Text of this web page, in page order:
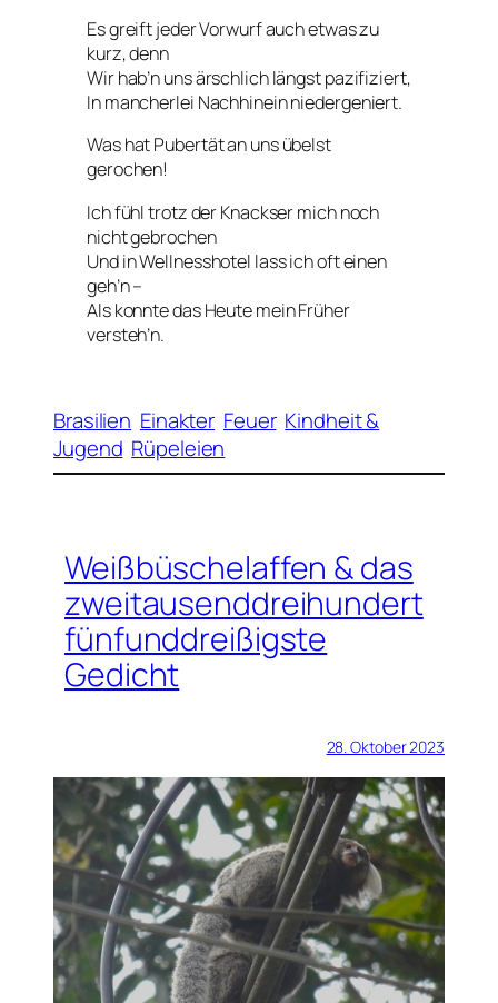
Es greift jeder Vorwurf auch etwas zu
kurz, denn
Wir hab’n uns ärschlich längst pazifiziert,
In mancherlei Nachhinein niedergeniert.
Was hat Pubertät an uns übelst
gerochen!
Ich fühl trotz der Knackser mich noch
nicht gebrochen
Und in Wellnesshotel lass ich oft einen
geh’n –
Als konnte das Heute mein Früher
versteh’n.
Brasilien Einakter Feuer Kindheit &
Jugend Rüpeleien
Weißbüschelaffen & das
zweitausenddreihundert
fünfunddreißigste
Gedicht
28. Oktober 2023